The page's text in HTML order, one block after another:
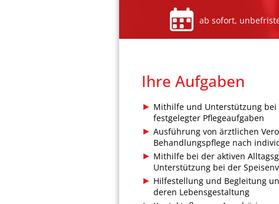
ab sofort,
Ihre Aufgaben
Mithilfe und Unterstützung bei
festgelegter Pflegeaufgaben
Ausführung von ärztlichen
Behandlungspflege nach
Mithilfe bei der aktiven
Unterstützung bei der
Hilfestellung und Begleitung
deren Lebensgestaltung